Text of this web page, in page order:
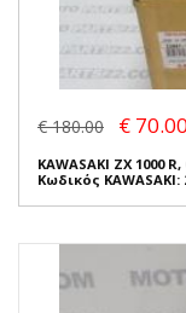
€ 180.00 € 70.00
KAWASAKI ZX 1000
Κωδικός KAWASAKI: